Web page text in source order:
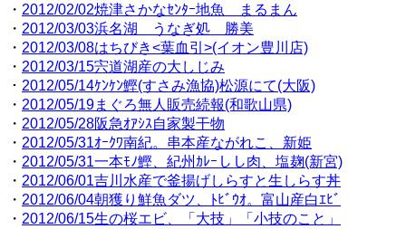
・ 2012/02/02焼津さかなｾﾝﾀｰ地魚 まるまん
・ 2012/03/03浜名湖 うなぎ処 勝美
・ 2012/03/08はちびき<葉血引>(イオン豊川店)
・ 2012/03/15宍道湖産の大しじみ
・ 2012/05/14ｹﾝｹﾝ鰹(すさみ漁協)松源にて(大阪)
・ 2012/05/19まぐろ無人販売続報(和歌山県)
・ 2012/05/28阪急ｵｱｼｽ自家製干物
・ 2012/05/31ｵｰｸﾜ南紀。串本産ながれこ、新姫
・ 2012/05/31一本ﾓﾉ鰹、紀州ｶﾚｰしし肉、塩麹(新宮)
・ 2012/06/01吉川水産で釜揚げしらすと生しらす丼
・ 2012/06/04朝獲り鮮魚ダツ、ﾄﾋﾞｳｵ。富山産白ｴﾋﾞ
・ 2012/06/15生の桜エビ、「大技」「小技のこと」